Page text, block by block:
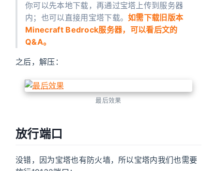
你可以先本地下载，再通过宝塔上传到服务器
内；也可以直接用宝塔下载。如需下载旧版本
Minecraft Bedrock服务器，可以看后文的
Q&A。
之后，解压：
最后效果
放行端口
没错，因为宝塔也有防火墙，所以宝塔内我们也需要